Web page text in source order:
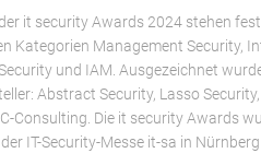
it security Awards 2024 stehen
Kategorien Management Security,
und IAM. Ausgezeichnet
Abstract Security, Lasso
Consulting. Die it security Awards
IT-Security-Messe it-sa in Nürnberg